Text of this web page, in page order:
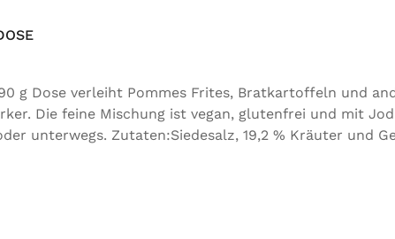
g Dose verleiht Pommes Frites, Bratkartoffeln und
Die feine Mischung ist vegan, glutenfrei und mit
unterwegs. Zutaten:Siedesalz, 19,2 % Kräuter und
Folsäure, Kaliumjodat.Kann Spuren von Sellerie